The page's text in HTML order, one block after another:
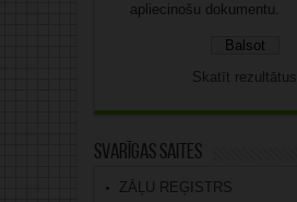
apliecinošu dokumentu.
Skatīt rezultātus
Svarīgas saites
ZĀĻU REĢISTRS